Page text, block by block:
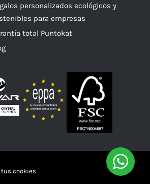
personalizados ecológicos y
para empresas
total Puntokat
cookies